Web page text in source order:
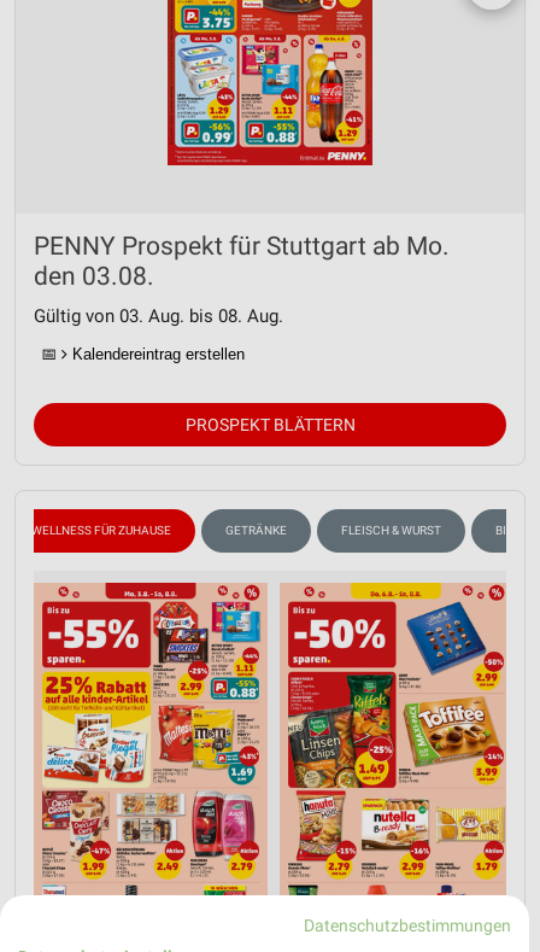
PENNY Prospekt für Stuttgart ab Mo.
den 03.08.
Gültig von 03. Aug. bis 08. Aug.
📅 Kalendereintrag erstellen
PROSPEKT BLÄTTERN
WELLNESS FÜR ZUHAUSE GETRÄNKE FLEISCH & WURST BIER
Datenschutzbestimmungen